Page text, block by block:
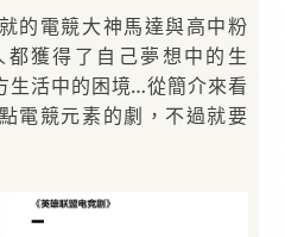
的電競大神馬達與高中粉
獲得了自己夢想中的生
生活中的困境…從簡介來看
電競元素的劇，不過就要